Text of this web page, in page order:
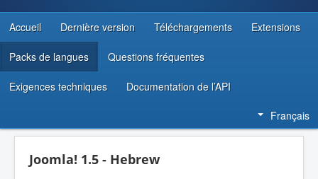
RESSOURCES DÉVELOPPEURS
Accueil Dernière version Téléchargements Extensions
Packs de langues Questions fréquentes
Exigences techniques Documentation de l’API
Français
Joomla! 1.5 - Hebrew